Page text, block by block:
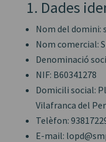
1. Dades
Nom del domini:
Nom comercial:
Denominació
NIF: B60341278
Domicili social:
Vilafranca del
Telèfon:
E-mail: